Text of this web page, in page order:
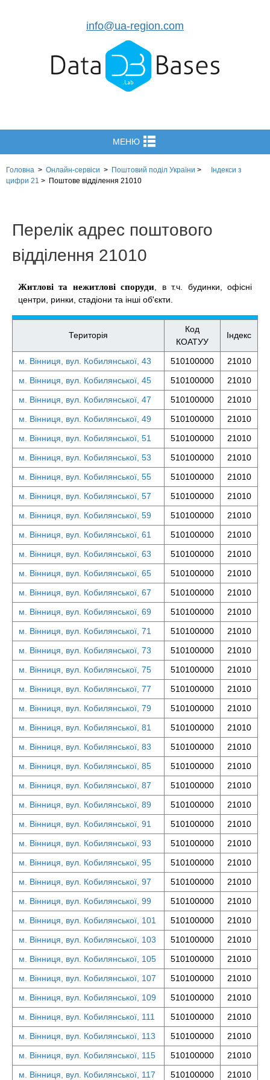
info@ua-region.com
МЕНЮ
Головна > Онлайн-сервіси > Поштовий поділ України >
Індекси з
цифри 21 > Поштове відділення 21010
Перелік адрес поштового
відділення 21010
Житлові та нежитлові споруди , в т.ч. будинки, офісні
центри, ринки, стадіони та інші об'єкти.
Територія
Код
КОАТУУ
Індекс
м. Вінниця, вул. Кобилянської, 43 510100000
21010
м. Вінниця, вул. Кобилянської, 45
510100000
21010
м. Вінниця, вул. Кобилянської, 47
510100000
21010
м. Вінниця, вул. Кобилянської, 49
510100000
21010
м. Вінниця, вул. Кобилянської, 51
510100000
21010
м. Вінниця, вул. Кобилянської, 53
510100000
21010
м. Вінниця, вул. Кобилянської, 55
510100000
21010
м. Вінниця, вул. Кобилянської, 57
510100000
21010
м. Вінниця, вул. Кобилянської, 59
510100000
21010
м. Вінниця, вул. Кобилянської, 61
510100000
21010
м. Вінниця, вул. Кобилянської, 63
510100000
21010
м. Вінниця, вул. Кобилянської, 65
510100000
21010
м. Вінниця, вул. Кобилянської, 67
510100000
21010
м. Вінниця, вул. Кобилянської, 69
510100000
21010
м. Вінниця, вул. Кобилянської, 71
510100000
21010
м. Вінниця, вул. Кобилянської, 73
510100000
21010
м. Вінниця, вул. Кобилянської, 75
510100000
21010
м. Вінниця, вул. Кобилянської, 77
510100000
21010
м. Вінниця, вул. Кобилянської, 79
510100000
21010
м. Вінниця, вул. Кобилянської, 81
510100000
21010
м. Вінниця, вул. Кобилянської, 83
510100000
21010
м. Вінниця, вул. Кобилянської, 85
510100000
21010
м. Вінниця, вул. Кобилянської, 87
510100000
21010
м. Вінниця, вул. Кобилянської, 89
510100000
21010
м. Вінниця, вул. Кобилянської, 91
510100000
21010
м. Вінниця, вул. Кобилянської, 93
510100000
21010
м. Вінниця, вул. Кобилянської, 95
510100000
21010
м. Вінниця, вул. Кобилянської, 97
510100000
21010
м. Вінниця, вул. Кобилянської, 99
510100000
21010
м. Вінниця, вул. Кобилянської, 101
510100000
21010
м. Вінниця, вул. Кобилянської, 103
510100000
21010
м. Вінниця, вул. Кобилянської, 105
510100000
21010
м. Вінниця, вул. Кобилянської, 107
510100000
21010
м. Вінниця, вул. Кобилянської, 109
510100000
21010
м. Вінниця, вул. Кобилянської, 111
510100000
21010
м. Вінниця, вул. Кобилянської, 113
510100000
21010
м. Вінниця, вул. Кобилянської, 115
510100000
21010
м. Вінниця, вул. Кобилянської, 117
510100000 21010